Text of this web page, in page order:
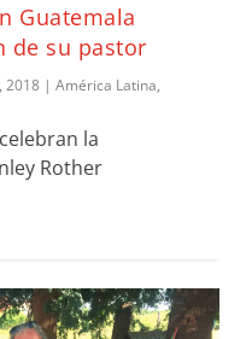
Guatemala
de su pastor
2018 |América Latina,
la
Rother